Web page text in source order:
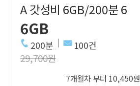
A 갓성비 6GB/200분 6
6GB
200분 100건
29,700원
7개월차 부터 10,450원